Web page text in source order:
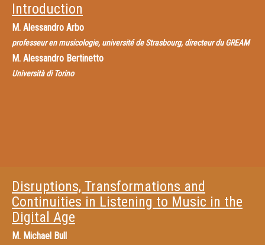
Introduction
M. Alessandro Arbo
professeur en musicologie, université de Strasbourg, directeur du GREAM
M. Alessandro Bertinetto
Università di Torino
Disruptions, Transformations and
Continuities in Listening to Music in the
Digital Age
M. Michael Bull